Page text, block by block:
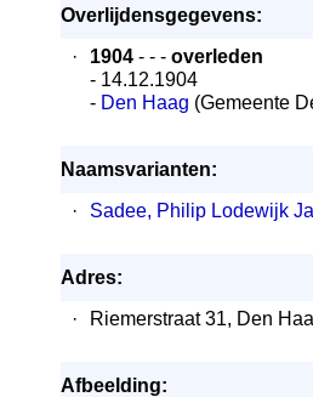
Overlijdensgegevens:
·
1904 - - - overleden
- 14.12.1904
- Den Haag (Gemeente
Naamsvarianten:
·
Sadee, Philip Lodewijk
Adres:
·
Riemerstraat 31, Den
Afbeelding: